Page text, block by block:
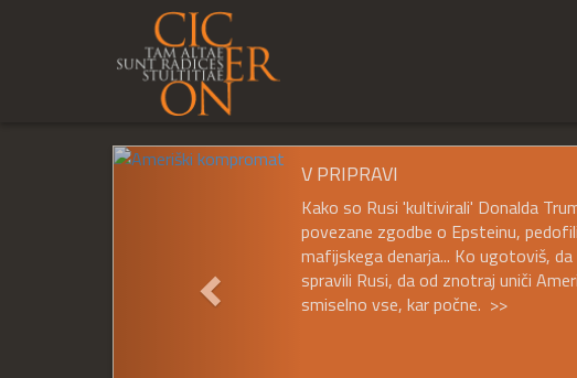
V PRIPRAVI
Kako so Rusi 'kultivirali' Donalda
povezane zgodbe o Epsteinu,
mafijskega denarja... Ko ugotoviš,
spravili Rusi, da od znotraj uniči
smiselno vse, kar počne. >>
Prejšnji